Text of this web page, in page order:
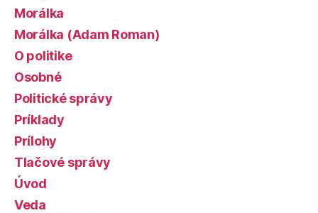
Morálka
Morálka (Adam Roman)
O politike
Osobné
Politické správy
Príklady
Prílohy
Tlačové správy
Úvod
Veda